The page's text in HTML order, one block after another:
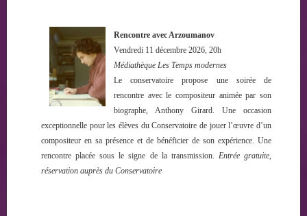
Rencontre avec Arzoumanov
Vendredi 11 décembre 2026, 20h
Médiathèque Les Temps modernes
Le conservatoire propose une soirée de
rencontre avec le compositeur animée par son
biographe, Anthony Girard. Une occasion
exceptionnelle pour les élèves du Conservatoire de jouer l’œuvre d’un
compositeur en sa présence et de bénéficier de son expérience. Une
rencontre placée sous le signe de la transmission. Entrée gratuite,
réservation auprès du Conservatoire